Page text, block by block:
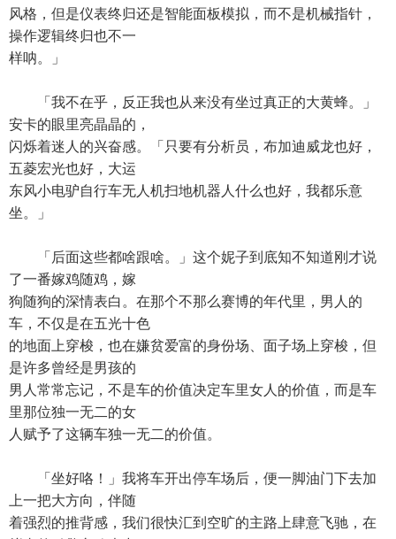
风格，但是仪表终归还是智能面板模拟，而不是机械指针，
操作逻辑终归也不一
样呐。」
「我不在乎，反正我也从来没有坐过真正的大黄蜂。」
安卡的眼里亮晶晶的，
闪烁着迷人的兴奋感。「只要有分析员，布加迪威龙也好，
五菱宏光也好，大运
东风小电驴自行车无人机扫地机器人什么也好，我都乐意
坐。」
「后面这些都啥跟啥。」这个妮子到底知不知道刚才说
了一番嫁鸡随鸡，嫁
狗随狗的深情表白。在那个不那么赛博的年代里，男人的
车，不仅是在五光十色
的地面上穿梭，也在嫌贫爱富的身份场、面子场上穿梭，但
是许多曾经是男孩的
男人常常忘记，不是车的价值决定车里女人的价值，而是车
里那位独一无二的女
人赋予了这辆车独一无二的价值。
「坐好咯！」我将车开出停车场后，便一脚油门下去加
上一把大方向，伴随
着强烈的推背感，我们很快汇到空旷的主路上肆意飞驰，在